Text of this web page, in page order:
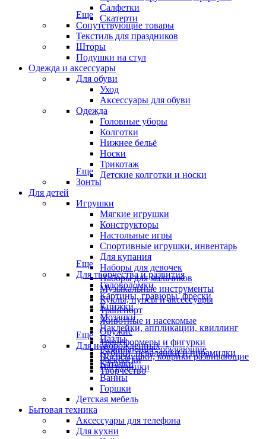
Салфетки
Скатерти
Еще
Сопутствующие товары
Текстиль для праздников
Шторы
Подушки на стул
Одежда и аксессуары
Для обуви
Уход
Аксессуары для обуви
Одежда
Головные уборы
Колготки
Нижнее бельё
Носки
Трикотаж
Детские колготки и носки
Еще
Зонты
Для детей
Игрушки
Мягкие игрушки
Конструкторы
Настольные игры
Спортивные игрушки, инвентарь
Для купания
Наборы для девочек
Наборы для мальчиков
Музыкальные инструменты
Куклы, пупсы и аксессуары
Транспорт
Животные и насекомые
Оружие
Трансформеры и фигурки
Кубики, неваляшки и пирамидки
Каталки
Еще
Для творчества и развития
Головоломки
Картины, гравюры, фрески
Книжки
Мозаики
Наклейки, аппликации, квиллинг
Пазлы
Развивающие, обучающие
Раскраски
Творчество
Еще
Для новорожденных
Погремушки, коврики развивающие
Нагрудники
Ванны
Горшки
Детская мебель
Бытовая техника
Аксессуары для телефона
Для кухни